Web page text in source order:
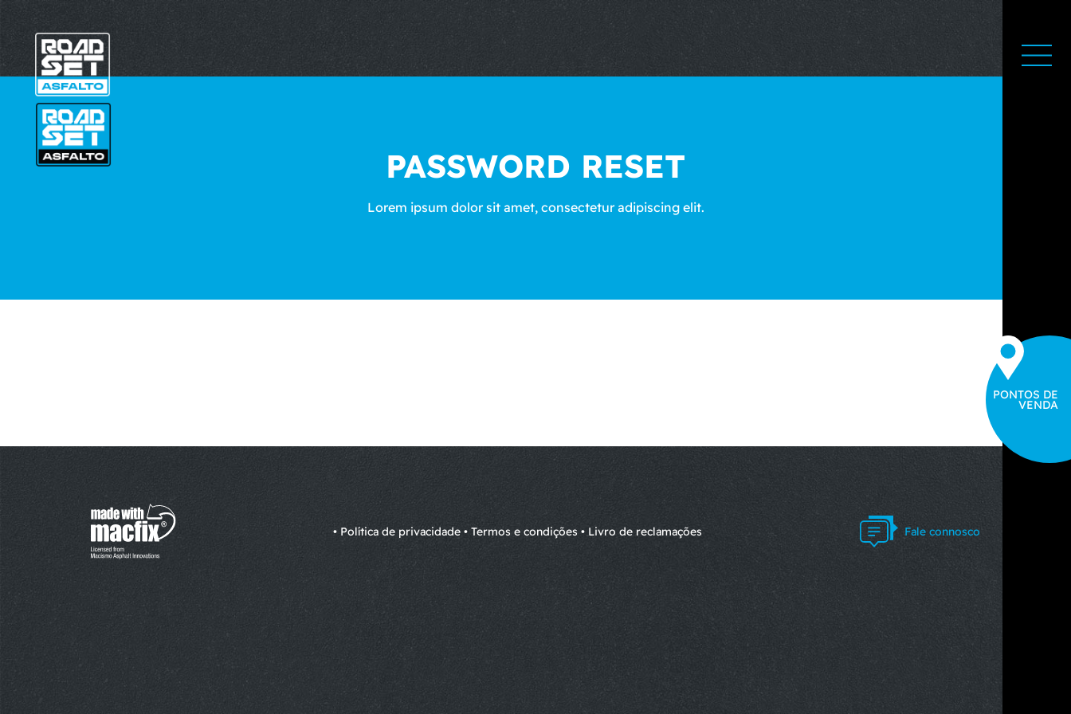
PONTOS DE
VENDA
PASSWORD RESET
Lorem ipsum dolor sit amet, consectetur adipiscing elit.
• Política de privacidade •Termos e condições • Livro de reclamações Fale connosco